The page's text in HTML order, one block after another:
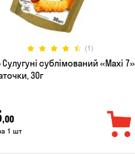
(1)
сублімований «Maxi 7»
30г
,00
1 шт